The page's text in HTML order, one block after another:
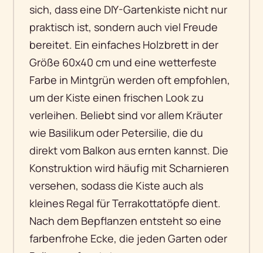
sich, dass eine DIY-Gartenkiste nicht nur
praktisch ist, sondern auch viel Freude
bereitet. Ein einfaches Holzbrett in der
Größe 60x40 cm und eine wetterfeste
Farbe in Mintgrün werden oft empfohlen,
um der Kiste einen frischen Look zu
verleihen. Beliebt sind vor allem Kräuter
wie Basilikum oder Petersilie, die du
direkt vom Balkon aus ernten kannst. Die
Konstruktion wird häufig mit Scharnieren
versehen, sodass die Kiste auch als
kleines Regal für Terrakottatöpfe dient.
Nach dem Bepflanzen entsteht so eine
farbenfrohe Ecke, die jeden Garten oder